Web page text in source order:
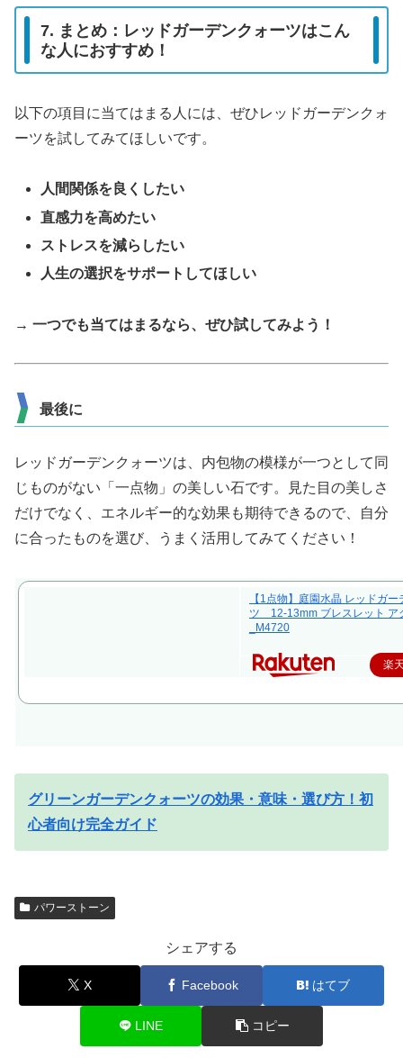
7. まとめ：レッドガーデンクォーツはこん
な人におすすめ！
以下の項目に当てはまる人には、ぜひレッドガーデンクォ
ーツを試してみてほしいです。
人間関係を良くしたい
直感力を高めたい
ストレスを減らしたい
人生の選択をサポートしてほしい
→ 一つでも当てはまるなら、ぜひ試してみよう！
最後に
レッドガーデンクォーツは、内包物の模様が一つとして同
じものがない「一点物」の美しい石です。見た目の美しさ
だけでなく、エネルギー的な効果も期待できるので、自分
に合ったものを選び、うまく活用してみてください！
【1点物】庭園水晶 レッドガ
ツ 12-13mm ブレスレット ア
_M4720
楽
グリーンガーデンクォーツの効果・意味・選び方！初
心者向け完全ガイド
パワーストーン
シェアする
X Facebook はてブ
LINE コピー